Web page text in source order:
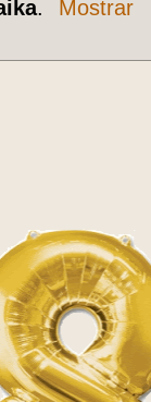
.
Mostrar